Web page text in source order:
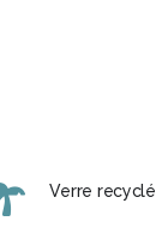
Verre recyclé